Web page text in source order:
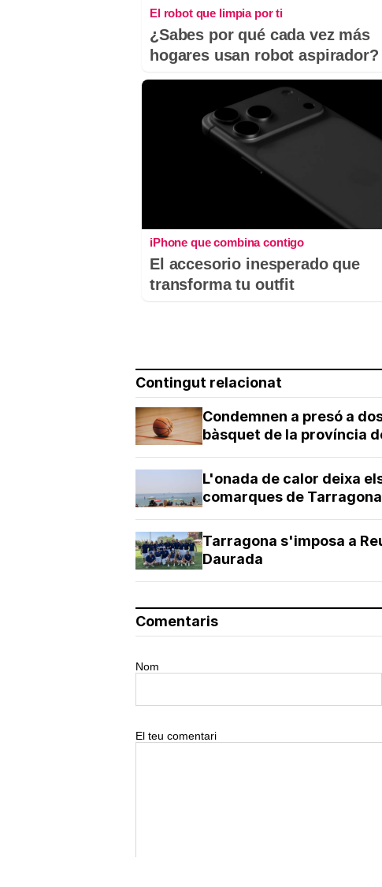
El robot que limpia por ti
¿Sabes por qué cada vez más
hogares usan robot aspirador?
iPhone que combina contigo
El accesorio inesperado que
transforma tu outfit
Contingut relacionat
Condemnen a presó a
bàsquet de la província
L'onada de calor deixa
comarques de
Tarragona s'imposa a
Daurada
Comentaris
Nom
El teu comentari